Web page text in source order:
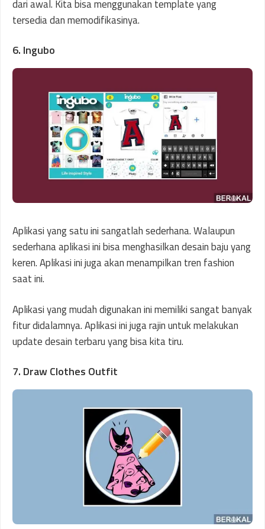
dari awal. Kita bisa menggunakan template yang
tersedia dan memodifikasinya.
6. Ingubo
Aplikasi yang satu ini sangatlah sederhana. Walaupun
sederhana aplikasi ini bisa menghasilkan desain baju yang
keren. Aplikasi ini juga akan menampilkan tren fashion
saat ini.
Aplikasi yang mudah digunakan ini memiliki sangat banyak
fitur didalamnya. Aplikasi ini juga rajin untuk melakukan
update desain terbaru yang bisa kita tiru.
7. Draw Clothes Outfit